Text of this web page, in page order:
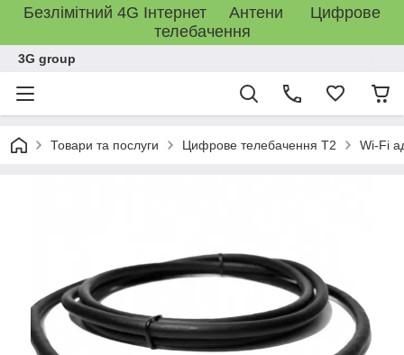
Безлімітний 4G Інтернет Антени Цифрове
телебачення
3G group
Товари та послуги Цифрове телебачення T2 Wi-Fi